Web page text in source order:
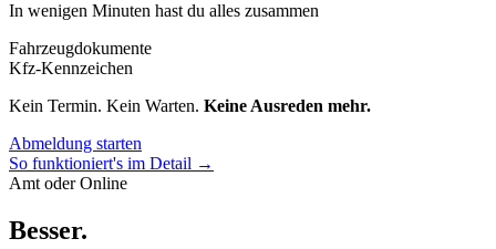
In wenigen Minuten hast du alles zusammen
Fahrzeugdokumente
Kfz-Kennzeichen
Kein Termin. Kein Warten. Keine Ausreden mehr.
Abmeldung starten
So funktioniert's im Detail →
Amt oder Online
Besser.